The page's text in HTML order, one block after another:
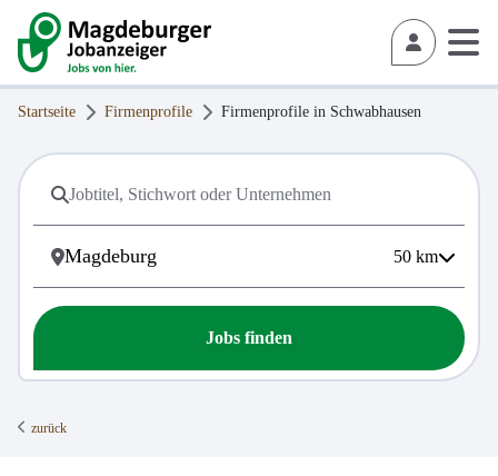
Startseite Firmenprofile Firmenprofile in Schwabhausen
50 km
Jobs finden
zurück